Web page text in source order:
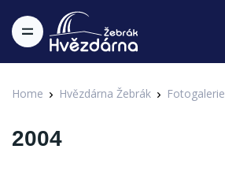
Home Hvězdárna Žebrák Fotogalerie
2004